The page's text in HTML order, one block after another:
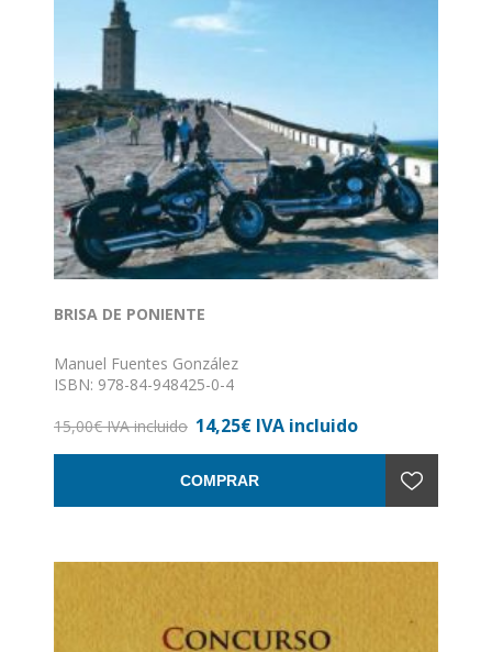
BRISA DE PONIENTE
Manuel Fuentes González
ISBN: 978-84-948425-0-4
Nº de páginas: 190
15,00€ IVA incluido 14,25€ IVA incluido
COMPRAR